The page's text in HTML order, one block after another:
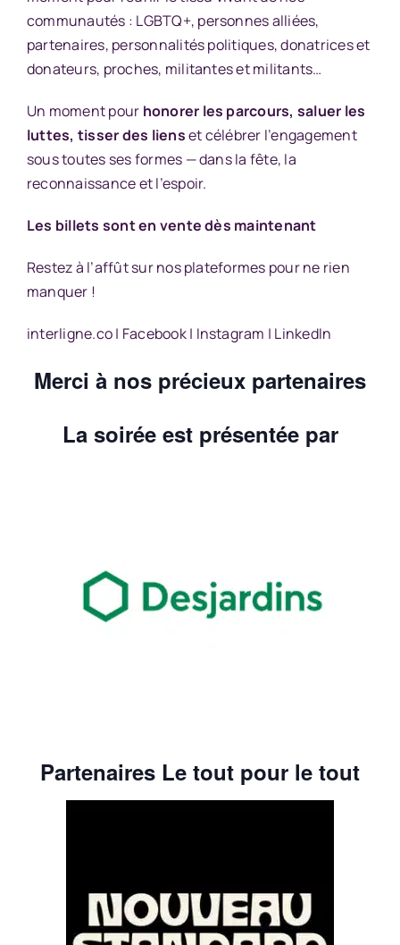
communautés : LGBTQ+, personnes alliées,
partenaires, personnalités politiques, donatrices et
donateurs, proches, militantes et militants…
Un moment pour honorer les parcours, saluer les
luttes, tisser des lienset célébrer l’engagement
sous toutes ses formes — dans la fête, la
reconnaissance et l’espoir.
Les billets sont en vente dès maintenant
Restez à l’affût sur nos plateformes pour ne rien
manquer !
interligne.co| Facebook| Instagram | LinkedIn
Merci à nos précieux partenaires
La soirée est présentée par
Partenaires Le tout pour le tout